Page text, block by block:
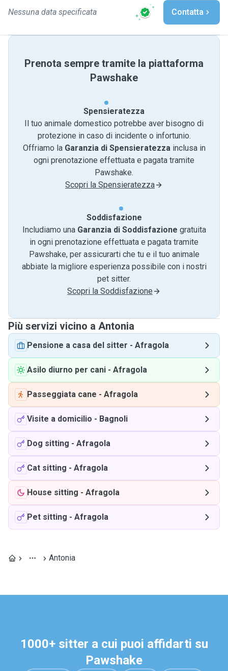
Nessuna data specificata Contatta
Prenota sempre tramite la piattaforma
Pawshake
Spensieratezza
Il tuo animale domestico potrebbe aver bisogno di
protezione in caso di incidente o infortunio.
Offriamo la Garanzia di Spensieratezzainclusa in
ogni prenotazione effettuata e pagata tramite
Pawshake.
Scopri la Spensieratezza
Soddisfazione
Includiamo una Garanzia di Soddisfazione gratuita
in ogni prenotazione effettuata e pagata tramite
Pawshake, per assicurarti che tu e il tuo animale
abbiate la migliore esperienza possibile con i nostri
pet sitter.
Scopri la Soddisfazione
Più servizi vicino a Antonia
Pensione a casa del sitter - Afragola
Asilo diurno per cani - Afragola
Passeggiata cane - Afragola
Visite a domicilio - Bagnoli
Dog sitting - Afragola
Cat sitting - Afragola
House sitting - Afragola
Pet sitting - Afragola
Antonia
1000+ sitter a cui puoi affidarti su
Pawshake